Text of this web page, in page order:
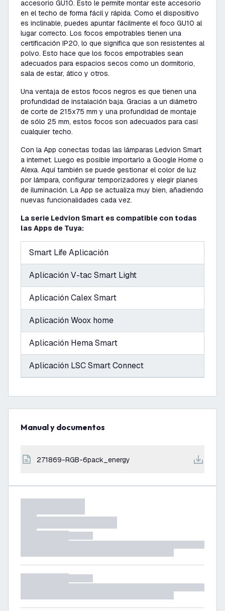
accesorio GU10. Esto le permite montar este accesorio
en el techo de forma fácil y rápida. Como el dispositivo
es inclinable, puedes apuntar fácilmente el foco GU10 al
lugar correcto. Los focos empotrables tienen una
certificación IP20, lo que significa que son resistentes al
polvo. Esto hace que los focos empotrables sean
adecuados para espacios secos como un dormitorio,
sala de estar, ático y otros.
Una ventaja de estos focos negros es que tienen una
profundidad de instalación baja. Gracias a un diámetro
de corte de 215x75 mm y una profundidad de montaje
de sólo 25 mm, estos focos son adecuados para casi
cualquier techo.
Con la App conectas todas las lámparas Ledvion Smart
a internet. Luego es posible importarlo a Google Home o
Alexa. Aquí también se puede gestionar el color de luz
por lámpara, configurar temporizadores y elegir planes
de iluminación. La App se actualiza muy bien, añadiendo
nuevas funcionalidades cada vez.
La serie Ledvion Smart es compatible con todas
las Apps de Tuya:
Smart Life Aplicación
Aplicación V-tac Smart Light
Aplicación Calex Smart
Aplicación Woox home
Aplicación Hema Smart
Aplicación LSC Smart Connect
Manual y documentos
271869-RGB-6pack_energy